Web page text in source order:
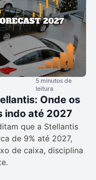
5 minutos de
leitura
Onde os
indo até 2027
que a Stellantis
de 9% até 2027,
de caixa, disciplina